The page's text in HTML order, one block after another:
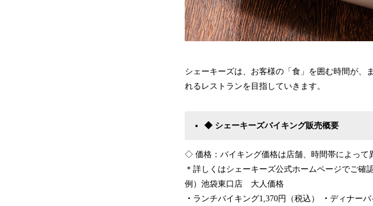
シェーキーズは、お客様の「食」を囲む時間が、
れるレストランを目指していきます。
◆ シェーキーズバイキング販売概要
◇ 価格：バイキング価格は店舗、時間帯によって
＊詳しくはシェーキーズ公式ホームページでご確
例）池袋東口店 大人価格
・ ランチバイキング1,370円（税込） ・ ディナー